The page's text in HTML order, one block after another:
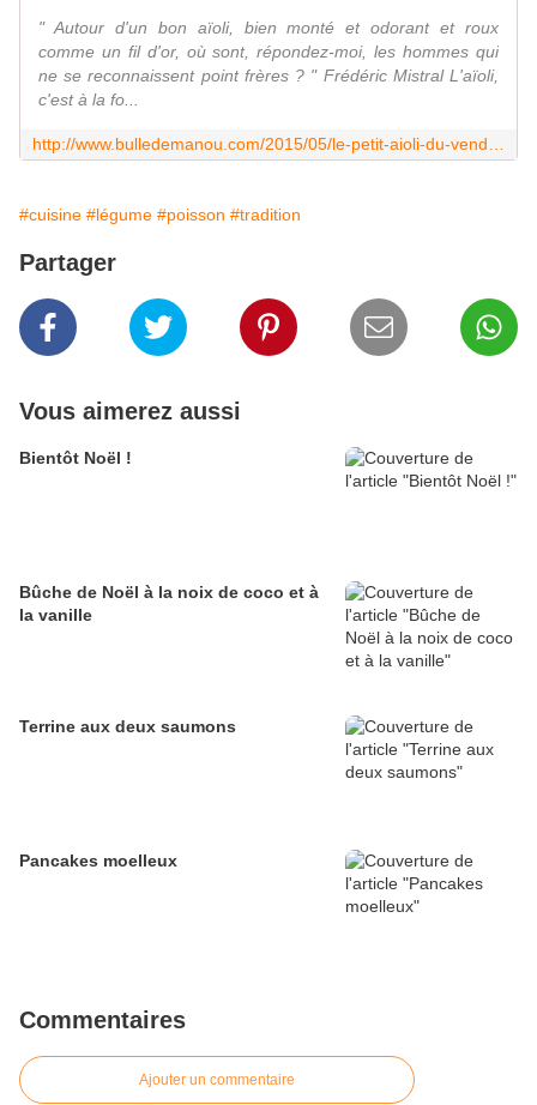
" Autour d'un bon aïoli, bien monté et odorant et roux
comme un fil d'or, où sont, répondez-moi, les hommes qui
ne se reconnaissent point frères ? " Frédéric Mistral L'aïoli,
c'est à la fo...
#cuisine #légume #poisson #tradition
Partager
Vous aimerez aussi
Bientôt Noël !
Bûche de Noël à la noix de coco et à
la vanille
Terrine aux deux saumons
Pancakes moelleux
Commentaires
Ajouter un commentaire